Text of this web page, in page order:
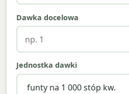
Dawka docelowa
Jednostka dawki